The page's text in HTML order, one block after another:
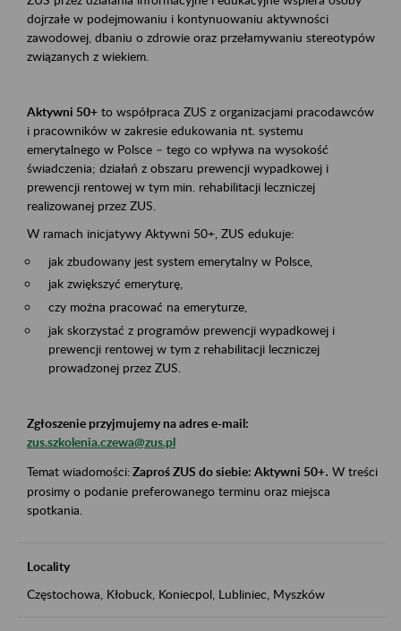
dojrzałe w podejmowaniu i kontynuowaniu aktywności
zawodowej, dbaniu o zdrowie oraz przełamywaniu stereotypów
związanych z wiekiem.
Aktywni 50+ to współpraca ZUS z organizacjami pracodawców
i pracowników w zakresie edukowania nt. systemu
emerytalnego w Polsce – tego co wpływa na wysokość
świadczenia; działań z obszaru prewencji wypadkowej i
prewencji rentowej w tym min. rehabilitacji leczniczej
realizowanej przez ZUS.
W ramach inicjatywy Aktywni 50+, ZUS edukuje:
jak zbudowany jest system emerytalny w Polsce,
jak zwiększyć emeryturę,
czy można pracować na emeryturze,
jak skorzystać z programów prewencji wypadkowej i
prewencji rentowej w tym z rehabilitacji leczniczej
prowadzonej przez ZUS.
Zgłoszenie przyjmujemy na adres e-mail:
zus.szkolenia.czewa@zus.pl
Temat wiadomości:Zaproś ZUS do siebie: Aktywni 50+. W treści
prosimy o podanie preferowanego terminu oraz miejsca
spotkania.
Locality
Częstochowa, Kłobuck, Koniecpol, Lubliniec, Myszków